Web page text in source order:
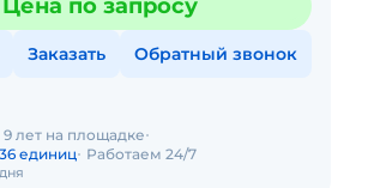
Цена по запросу
Заказать Обратный звонок
9 лет на площадке
единиц Работаем 24/7